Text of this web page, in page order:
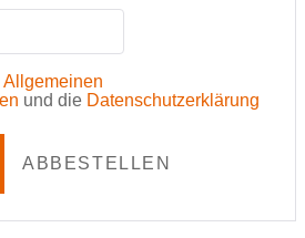
Allgemeinen
und die Datenschutzerklärung
ABBESTELLEN